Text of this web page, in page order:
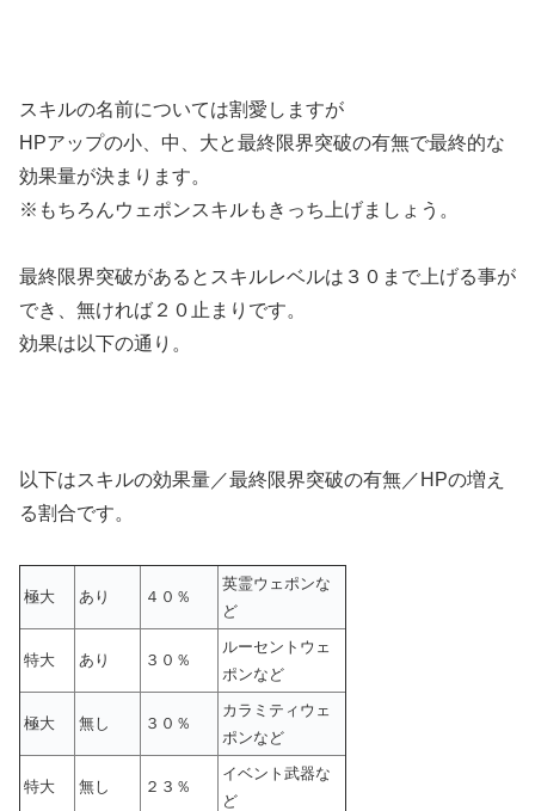
スキルの名前については割愛しますが
HPアップの小、中、大と最終限界突破の有無で最終的な
効果量が決まります。
※もちろんウェポンスキルもきっち上げましょう。
最終限界突破があるとスキルレベルは３０まで上げる事が
でき、無ければ２０止まりです。
効果は以下の通り。
以下はスキルの効果量／最終限界突破の有無／HPの増え
る割合です。
極大 あり ４０％
英霊ウェポンな
ど
特大 あり ３０％
ルーセントウェ
ポンなど
極大 無し ３０％
カラミティウェ
ポンなど
特大 無し ２３％
イベント武器な
ど